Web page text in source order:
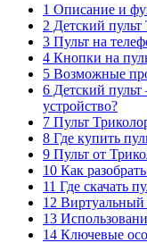
1 Описание и
2 Детский пульт
3 Пульт на
4 Кнопки на
5 Возможные
6 Детский пульт
устройство?
7 Пульт
8 Где купить
9 Пульт от
10 Как
11 Где скачать
12 Виртуальный
13
14 Ключевые